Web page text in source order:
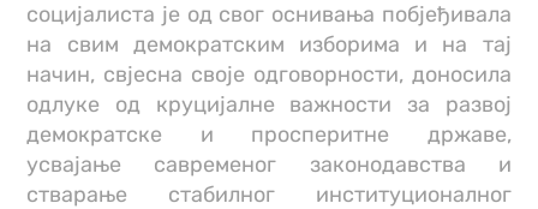
социјалиста је од свог оснивања побјеђивала
на свим демократским изборима и на тај
начин, свјесна своје одговорности, доносила
одлуке од круцијалне важности за развој
демократске и просперитне државе,
усвајање савременог законодавства и
стварање стабилног институционалног